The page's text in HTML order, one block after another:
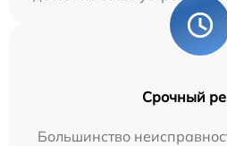
Срочный
Большинство